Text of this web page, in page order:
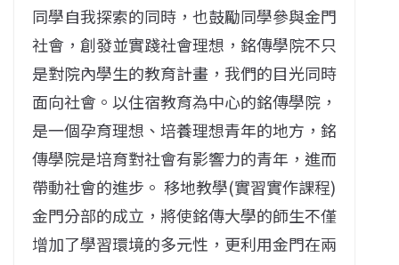
同學自我探索的同時，也鼓勵同學參與金門
社會，創發並實踐社會理想，銘傳學院不只
是對院內學生的教育計畫，我們的目光同時
面向社會。以住宿教育為中心的銘傳學院，
是一個孕育理想、培養理想青年的地方，銘
傳學院是培育對社會有影響力的青年，進而
帶動社會的進步。 移地教學(實習實作課程)
金門分部的成立，將使銘傳大學的師生不僅
增加了學習環境的多元性，更利用金門在兩